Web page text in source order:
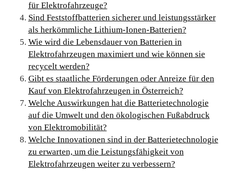
für Elektrofahrzeuge?
Sind Feststoffbatterien sicherer und leistungsstärker
als herkömmliche Lithium-Ionen-Batterien?
Wie wird die Lebensdauer von Batterien in
Elektrofahrzeugen maximiert und wie können sie
recycelt werden?
Gibt es staatliche Förderungen oder Anreize für den
Kauf von Elektrofahrzeugen in Österreich?
Welche Auswirkungen hat die Batterietechnologie
auf die Umwelt und den ökologischen Fußabdruck
von Elektromobilität?
Welche Innovationen sind in der Batterietechnologie
zu erwarten, um die Leistungsfähigkeit von
Elektrofahrzeugen weiter zu verbessern?